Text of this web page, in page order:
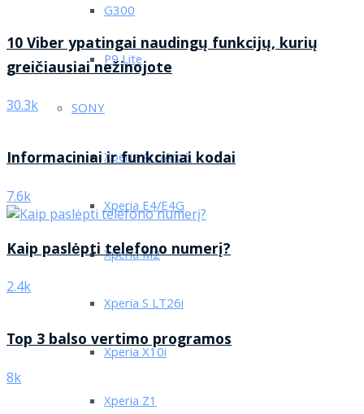
G300
P9 Lite
SONY
Xperia Arc/Arc S
Xperia E4/E4G
Xperia M2
Xperia S LT26i
Xperia X10i
Xperia Z1
10 Viber ypatingai naudingų funkcijų, kurių
greičiausiai nežinojote
30.3k
Informaciniai ir funkciniai kodai
7.6k
Kaip paslėpti telefono numerį?
2.4k
Top 3 balso vertimo programos
8k